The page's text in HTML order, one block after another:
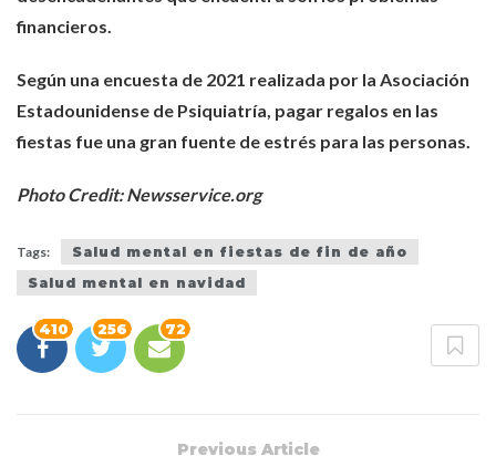
financieros.
Según una encuesta de 2021 realizada por la Asociación
Estadounidense de Psiquiatría, pagar regalos en las
fiestas fue una gran fuente de estrés para las personas.
Photo Credit: Newsservice.org
Tags:
Salud mental en fiestas de fin de año
Salud mental en navidad
410 256 72
Previous Article